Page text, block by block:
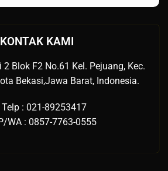
KONTAK KAMI
Blok F2 No.61 Kel. Pejuang, Kec.
Bekasi,Jawa Barat, Indonesia.
Telp : 021-89253417
WA : 0857-7763-0555